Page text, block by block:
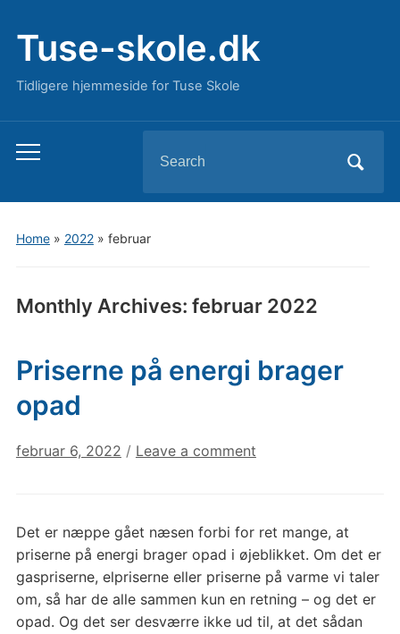
Tuse-skole.dk
Tidligere hjemmeside for Tuse Skole
Toggle
menu
for:
Home» 2022» februar
Monthly Archives: februar 2022
Priserne på energi brager
opad
februar 6, 2022 / Leave a comment
Det er næppe gået næsen forbi for ret mange, at
priserne på energi brager opad i øjeblikket. Om det er
gaspriserne, elpriserne eller priserne på varme vi taler
om, så har de alle sammen kun en retning – og det er
opad. Og det ser desværre ikke ud til, at det sådan